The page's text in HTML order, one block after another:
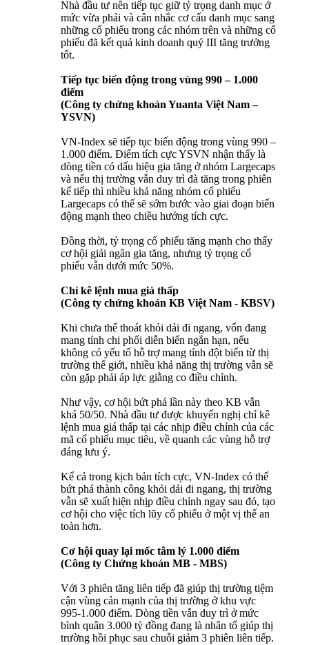
Nhà đầu tư nên tiếp tục giữ tỷ trọng danh mục ở
mức vừa phải và cân nhắc cơ cấu danh mục sang
những cổ phiếu trong các nhóm trên và những cổ
phiếu đã kết quả kinh doanh quý III tăng trưởng
tốt.
Tiếp tục biến động trong vùng 990 – 1.000
điểm
(Công ty chứng khoán Yuanta Việt Nam –
YSVN)
VN-Index sẽ tiếp tục biến động trong vùng 990 –
1.000 điểm. Điểm tích cực YSVN nhận thấy là
dòng tiền có dấu hiệu gia tăng ở nhóm Largecaps
và nếu thị trường vẫn duy trì đà tăng trong phiên
kế tiếp thì nhiều khả năng nhóm cổ phiếu
Largecaps có thể sẽ sớm bước vào giai đoạn biến
động mạnh theo chiều hướng tích cực.
Đồng thời, tỷ trọng cổ phiếu tăng mạnh cho thấy
cơ hội giải ngân gia tăng, nhưng tỷ trọng cổ
phiếu vẫn dưới mức 50%.
Chỉ kê lệnh mua giá thấp
(Công ty chứng khoán KB Việt Nam - KBSV)
Khi chưa thể thoát khỏi dải đi ngang, vốn đang
mang tính chi phối diễn biến ngắn hạn, nếu
không có yếu tố hỗ trợ mang tính đột biến từ thị
trường thế giới, nhiều khả năng thị trường vẫn sẽ
còn gặp phải áp lực giằng co điều chỉnh.
Như vậy, cơ hội bứt phá lần này theo KB vẫn
khá 50/50. Nhà đầu tư được khuyến nghị chỉ kê
lệnh mua giá thấp tại các nhịp điều chỉnh của các
mã cổ phiếu mục tiêu, về quanh các vùng hỗ trợ
đáng lưu ý.
Kể cả trong kịch bản tích cực, VN-Index có thể
bứt phá thành công khỏi dải đi ngang, thị trường
vẫn sẽ xuất hiện nhịp điều chỉnh ngay sau đó, tạo
cơ hội cho việc tích lũy cổ phiếu ở một vị thế an
toàn hơn.
Cơ hội quay lại mốc tâm lý 1.000 điểm
(Công ty Chứng khoán MB - MBS)
Với 3 phiên tăng liên tiếp đã giúp thị trường tiệm
cận vùng cản mạnh của thị trường ở khu vực
995-1.000 điểm. Dòng tiền vẫn duy trì ở mức
bình quân 3.000 tỷ đồng đang là nhân tố giúp thị
trường hồi phục sau chuỗi giảm 3 phiên liên tiếp.